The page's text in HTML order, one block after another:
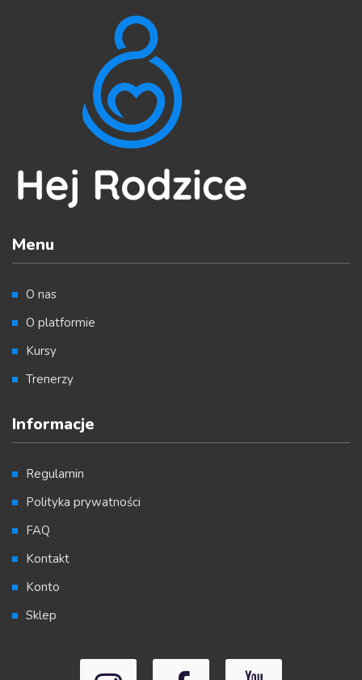
Menu
O nas
O platformie
Kursy
Trenerzy
Informacje
Regulamin
Polityka prywatności
FAQ
Kontakt
Konto
Sklep